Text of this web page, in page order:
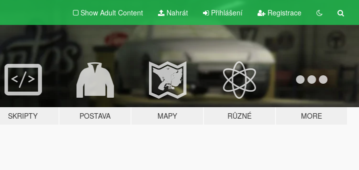
Show Adult Content Nahrát Přihlášení Registrace
SKRIPTY POSTAVA MAPY RŮZNÉ MORE